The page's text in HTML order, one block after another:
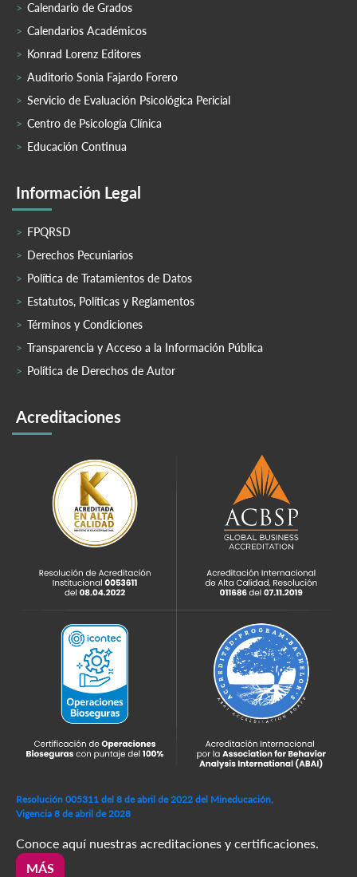
Calendario de Grados
Calendarios Académicos
Konrad Lorenz Editores
Auditorio Sonia Fajardo Forero
Servicio de Evaluación Psicológica Pericial
Centro de Psicología Clínica
Educación Continua
Información Legal
FPQRSD
Derechos Pecuniarios
Política de Tratamientos de Datos
Estatutos, Políticas y Reglamentos
Términos y Condiciones
Transparencia y Acceso a la Información Pública
Política de Derechos de Autor
Acreditaciones
Resolución 005311 del 8 de abril de 2022 del Mineducación,
Vigencia 8 de abril de 2028
Conoce aquí nuestras acreditaciones y certificaciones.
MÁS